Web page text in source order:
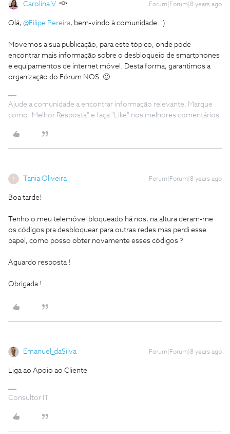
Carolina V. Forum|Forum|8 years ago
Olá, @Filipe Pereira, bem-vindo à comunidade. :)
Movemos a sua publicação, para este tópico, onde pode
encontrar mais informação sobre o desbloqueio de smartphones
e equipamentos de internet móvel. Desta forma, garantimos a
organização do Fórum NOS. 🙂
Ajude a comunidade a encontrar informação relevante. Marque
como "Melhor Resposta" e faça "Like" nos melhores comentários.
Tania Oliveira Forum|Forum|8 years ago
Boa tarde!
Tenho o meu telemóvel bloqueado há nos, na altura deram-me
os códigos pra desbloquear para outras redes mas perdi esse
papel, como posso obter novamente esses códigos ?
Aguardo resposta !
Obrigada !
Emanuel_daSilva Forum|Forum|8 years ago
Liga ao Apoio ao Cliente
Consultor IT